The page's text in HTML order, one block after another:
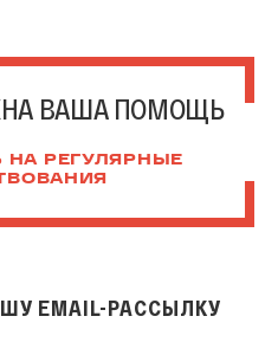
ВАША ПОМОЩЬ
НА РЕГУЛЯРНЫЕ
EMAIL-РАССЫЛКУ